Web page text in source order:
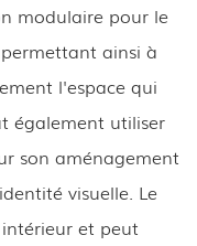
modulaire pour le
ainsi à
l'espace qui
également utiliser
son aménagement
visuelle. Le
et peut